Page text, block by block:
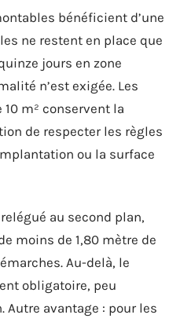
bénéficient d’une
ne restent en place que
jours en zone
n’est exigée. Les
m² conservent la
de respecter les règles
ou la surface
au second plan,
moins de 1,80 mètre de
Au-delà, le
obligatoire, peu
avantage : pour les